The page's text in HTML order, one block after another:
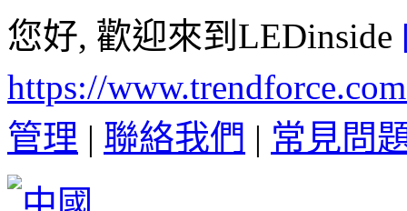
您好, 歡迎來到LEDinside
https://
管理 | 聯絡我們 | 常見問